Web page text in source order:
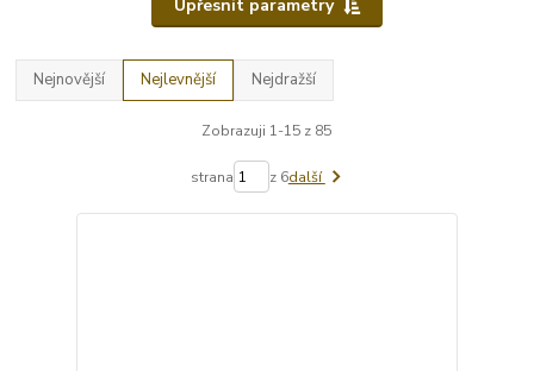
Upřesnit parametry
Nejnovější Nejlevnější Nejdražší
Zobrazuji 1-15 z 85
strana z 6další